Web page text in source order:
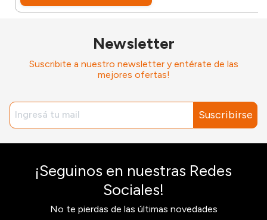
Newsletter
Suscribite a nuestro newsletter y entérate de las
mejores ofertas!
Suscribirse
¡Seguinos en nuestras Redes
Sociales!
No te pierdas de las últimas novedades